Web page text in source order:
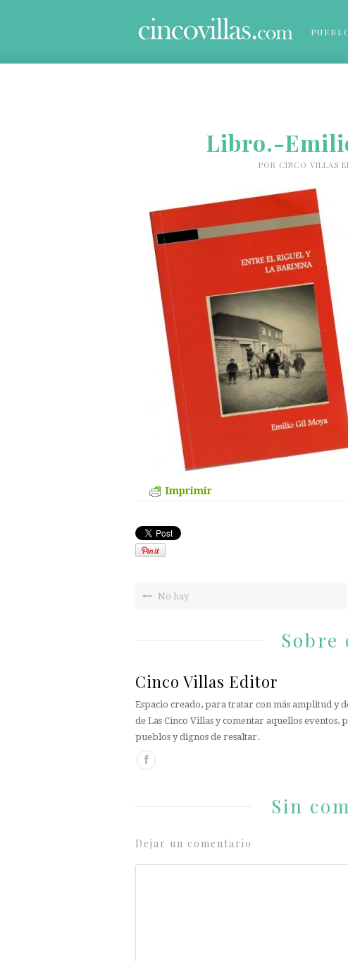
Libro.-
POR CINCO VILLAS
Imprimir
No hay
Cinco Villas Editor
Espacio creado, para tratar con más amplitud y
de Las Cinco Villas y comentar aquellos
pueblos y dignos de resaltar.
Sin
Dejar un comentario